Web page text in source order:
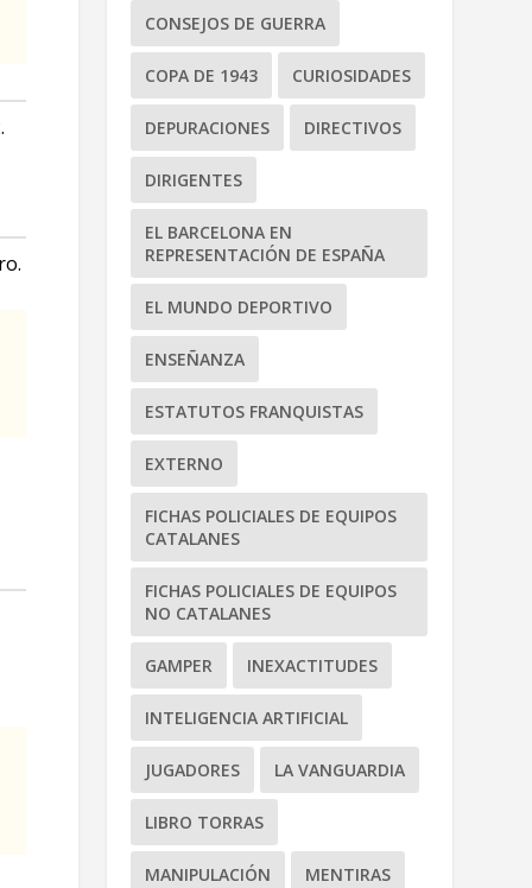
CONSEJOS DE GUERRA
COPA DE 1943 CURIOSIDADES
DEPURACIONES DIRECTIVOS
DIRIGENTES
EL BARCELONA EN
REPRESENTACIÓN DE ESPAÑA
EL MUNDO DEPORTIVO
ENSEÑANZA
ESTATUTOS FRANQUISTAS
EXTERNO
FICHAS POLICIALES DE EQUIPOS
CATALANES
FICHAS POLICIALES DE EQUIPOS
NO CATALANES
GAMPER INEXACTITUDES
INTELIGENCIA ARTIFICIAL
JUGADORES LA VANGUARDIA
LIBRO TORRAS
MANIPULACIÓN MENTIRAS